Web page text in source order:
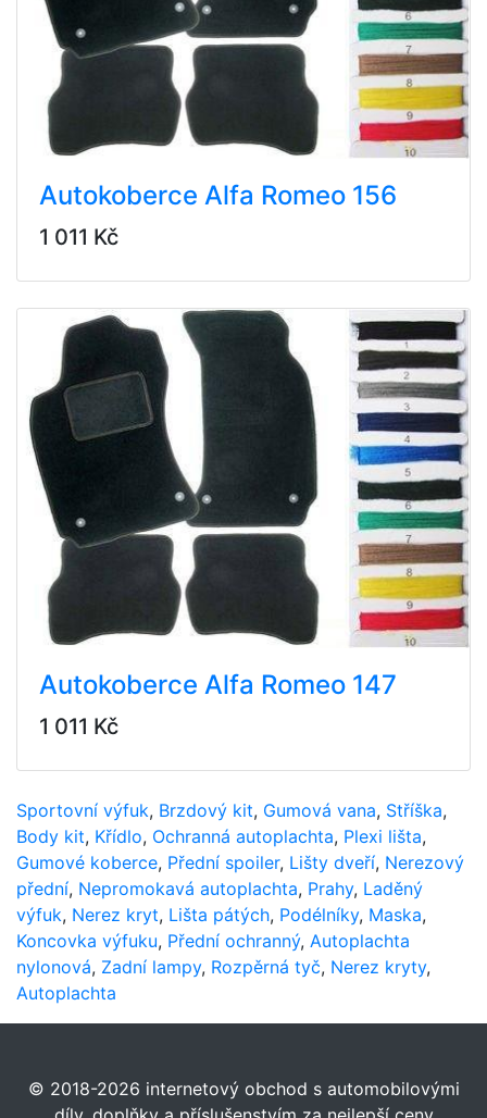
Autokoberce Alfa Romeo 156
1 011 Kč
Autokoberce Alfa Romeo 147
1 011 Kč
Sportovní výfuk, Brzdový kit, Gumová vana, Stříška,
Body kit, Křídlo, Ochranná autoplachta, Plexi lišta,
Gumové koberce, Přední spoiler, Lišty dveří, Nerezový
přední, Nepromokavá autoplachta, Prahy, Laděný
výfuk, Nerez kryt, Lišta pátých, Podélníky, Maska,
Koncovka výfuku, Přední ochranný, Autoplachta
nylonová, Zadní lampy, Rozpěrná tyč, Nerez kryty,
Autoplachta
© 2018-2026 internetový obchod s automobilovými